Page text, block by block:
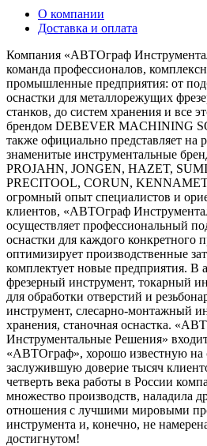
О компании
Доставка и оплата
Компания «АВТОграф
команда профессионалов,
промышленные предприятия: от
оснастки для металлорежущих
станков, до систем хранения и все
брендом DEBEVER MACHINING
также официально представляет на
знаменитые инструментальные
PROJAHN, JONGEN, HAZET,
PRECITOOL, CORUN,
огромный опыт специалистов и
клиентов, «АВТОграф
осуществляет профессиональный
оснастки для каждого конкретного
оптимизирует производственные
комплектует новые предприятия. В
фрезерный инструмент, токарный
для обработки отверстий и
инструмент, слесарно-монтажный
хранения, станочная оснастка.
Инструментальные Решения»
«АВТОграф», хорошо известную на
заслужившую доверие тысяч
четверть века работы в России
множество производств, наладила
отношения с лучшими мировыми
инструмента и, конечно, не
достигнутом!